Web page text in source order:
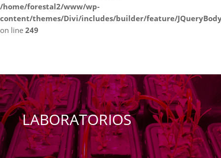
/home/forestal2/www/wp-
content/themes/Divi/includes/builder/feature/
on line 249
LABORATORIOS